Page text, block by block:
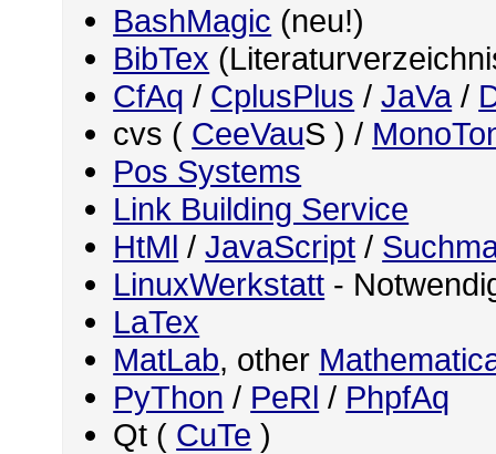
BashMagic (neu!)
BibTex
CfAq / CplusPlus /JaVa/
cvs ( CeeVauS ) /
Pos Systems
Link Building Service
HtMl /JavaScript /
LinuxWerkstatt -
LaTex
MatLab, other
PyThon / PeRl / PhpfAq
Qt ( CuTe )